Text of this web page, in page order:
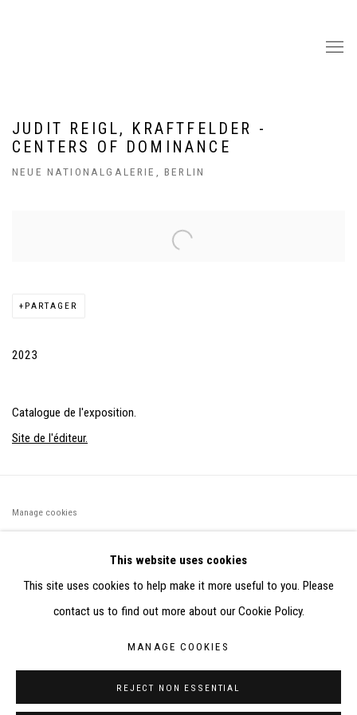
JUDIT REIGL, KRAFTFELDER -
CENTERS OF DOMINANCE
NEUE NATIONALGALERIE, BERLIN
PARTAGER
2023
Catalogue de l'exposition.
Site de l'éditeur.
Manage cookies
PARTIR DES DONNÉES COLLECTÉES PAR ELISABETH KLIMOFF
DE 2015 À 2019
SITE BY ARTLOGIC
This website uses cookies
This site uses cookies to help make it more useful to you. Please
contact us to find out more about our Cookie Policy.
MANAGE COOKIES
REJECT NON ESSENTIAL